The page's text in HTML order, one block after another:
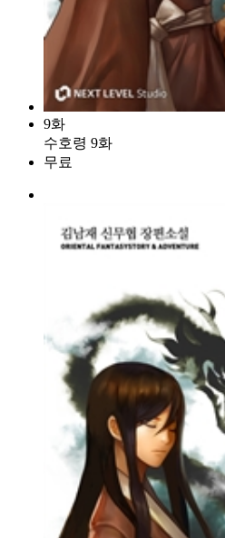
9화
수호령 9화
무료